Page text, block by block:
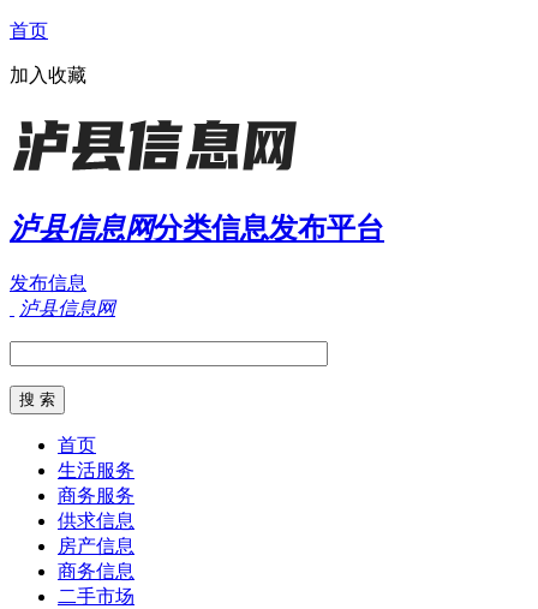
首页
加入收藏
泸县信息网分类信息发布平台
发布信息
泸县信息网
首页
生活服务
商务服务
供求信息
房产信息
商务信息
二手市场